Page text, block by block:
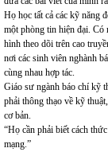
Họ học tất cả các kỹ năng
một phòng tin hiện đại. Có
hình theo dõi trên cao
nơi các sinh viên nghành
cùng nhau hợp tác.
Giáo sư ngành báo chí kỹ
phải thông thạo về kỹ
cơ bản.
“Họ cần phải biết cách
mạng.”